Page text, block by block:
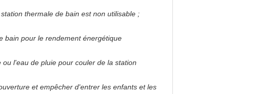
thermale de bain est non utilisable ;
bain pour le rendement énergétique
l'eau de pluie pour couler de la station
et empêcher d'entrer les enfants et les